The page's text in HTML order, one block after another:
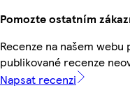
Pomozte ostatním
Recenze na našem webu
publikované recenze
Napsat recenzi